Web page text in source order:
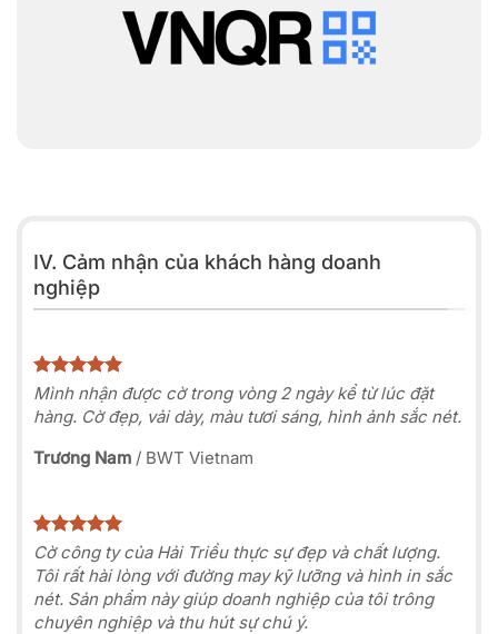
IV. Cảm nhận của khách hàng doanh
nghiệp
Mình nhận được cờ trong vòng 2 ngày kể từ lúc đặt
hàng. Cờ đẹp, vải dày, màu tươi sáng, hình ảnh sắc nét.
Trương Nam / BWT Vietnam
Cờ công ty của Hải Triều thực sự đẹp và chất lượng.
Tôi rất hài lòng với đường may kỹ lưỡng và hình in sắc
nét. Sản phẩm này giúp doanh nghiệp của tôi trông
chuyên nghiệp và thu hút sự chú ý.